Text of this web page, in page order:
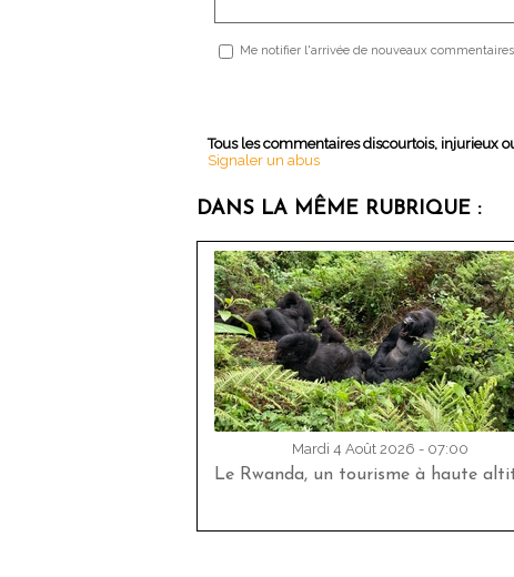
Me notifier l'arrivée de nouveaux commentaires
Tous les commentaires discourtois, injurieux
Signaler un abus
DANS LA MÊME RUBRIQUE :
Mardi 4 Août 2026 - 07:00
Le Rwanda, un tourisme à haute